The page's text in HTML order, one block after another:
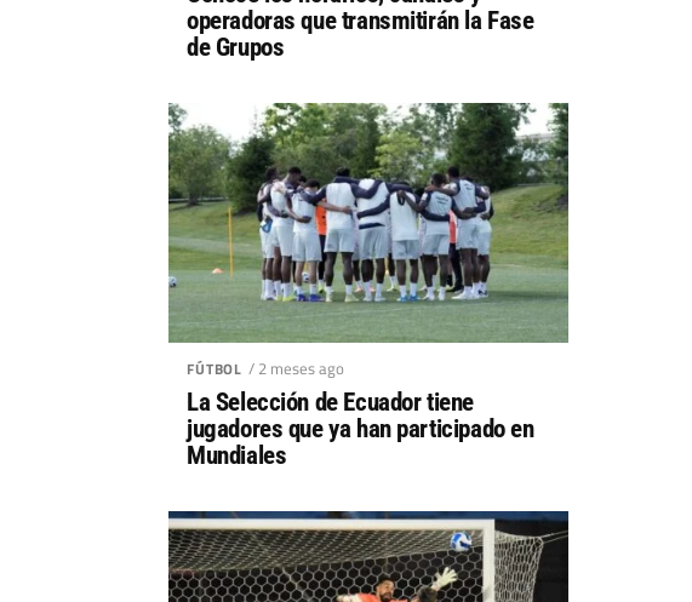
operadoras que transmitirán la Fase
de Grupos
FÚTBOL / 2 meses ago
La Selección de Ecuador tiene
jugadores que ya han participado en
Mundiales